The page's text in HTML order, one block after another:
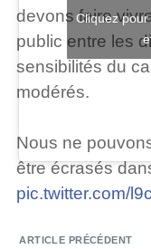
devons faire
public entre les
sensibilités du
modérés.
Nous ne
être écrasés
pic.twitter.com/
Cliquez
ARTICLE PRÉCÉDENT